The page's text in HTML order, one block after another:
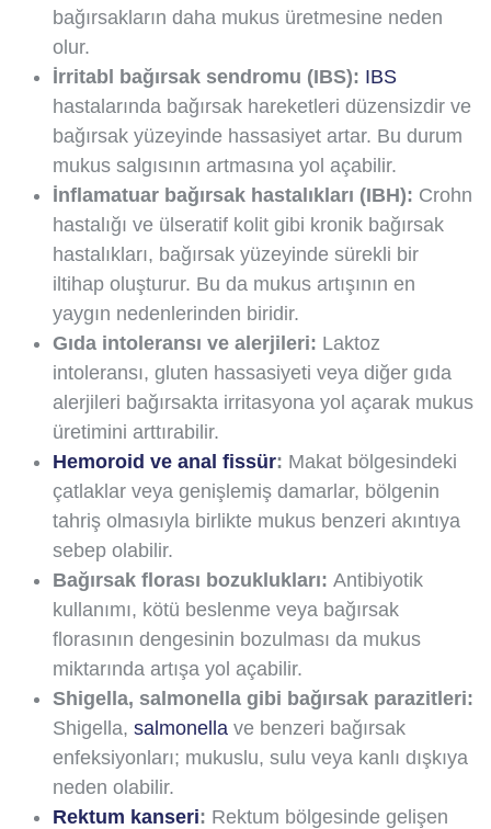
bağırsakların daha mukus üretmesine neden
olur.
İrritabl bağırsak sendromu (IBS): IBS
hastalarında bağırsak hareketleri düzensizdir ve
bağırsak yüzeyinde hassasiyet artar. Bu durum
mukus salgısının artmasına yol açabilir.
İnflamatuar bağırsak hastalıkları (IBH): Crohn
hastalığı ve ülseratif kolit gibi kronik bağırsak
hastalıkları, bağırsak yüzeyinde sürekli bir
iltihap oluşturur. Bu da mukus artışının en
yaygın nedenlerinden biridir.
Gıda intoleransı ve alerjileri: Laktoz
intoleransı, gluten hassasiyeti veya diğer gıda
alerjileri bağırsakta irritasyona yol açarak mukus
üretimini arttırabilir.
Hemoroid ve anal fissür: Makat bölgesindeki
çatlaklar veya genişlemiş damarlar, bölgenin
tahriş olmasıyla birlikte mukus benzeri akıntıya
sebep olabilir.
Bağırsak florası bozuklukları: Antibiyotik
kullanımı, kötü beslenme veya bağırsak
florasının dengesinin bozulması da mukus
miktarında artışa yol açabilir.
Shigella, salmonella gibi bağırsak parazitleri:
Shigella, salmonella ve benzeri bağırsak
enfeksiyonları; mukuslu, sulu veya kanlı dışkıya
neden olabilir.
Rektum kanseri: Rektum bölgesinde gelişen